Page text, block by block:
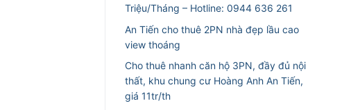
Triệu/Tháng – Hotline: 0944 636 261
An Tiến cho thuê 2PN nhà đẹp lầu cao
view thoáng
Cho thuê nhanh căn hộ 3PN, đầy đủ nội
thất, khu chung cư Hoàng Anh An Tiến,
giá 11tr/th